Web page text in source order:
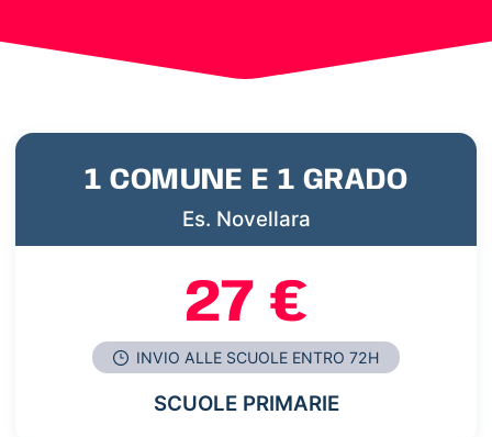
1 COMUNE E 1 GRADO
Es. Novellara
27 €
INVIO ALLE SCUOLE ENTRO 72H
SCUOLE PRIMARIE